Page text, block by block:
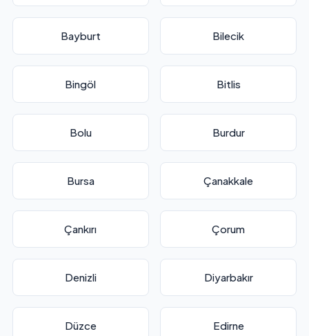
Bayburt Bilecik
Bingöl Bitlis
Bolu Burdur
Bursa Çanakkale
Çankırı Çorum
Denizli Diyarbakır
Düzce Edirne